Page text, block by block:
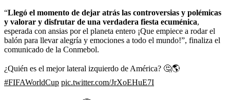
“Llegó el momento de dejar atrás las controversias y polémicas
y valorar y disfrutar de una verdadera fiesta ecuménica,
esperada con ansias por el planeta entero ¡Que empiece a rodar el
balón para llevar alegría y emociones a todo el mundo!”, finaliza el
comunicado de la Conmebol.
¿Quién es el mejor lateral izquierdo de América? 🤔🌎
#FIFAWorldCup pic.twitter.com/JrXoEHuE7I